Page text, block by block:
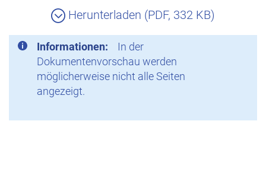
Herunterladen (PDF, 332 KB)
Informationen:
In der
Dokumentenvorschau werden
möglicherweise nicht alle Seiten
angezeigt.